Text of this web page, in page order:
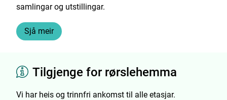
samlingar og utstillingar.
Sjå meir
Tilgjenge for rørslehemma
Vi har heis og trinnfri ankomst til alle etasjar.